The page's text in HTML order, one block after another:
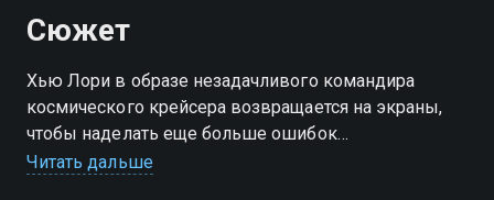
Сюжет
Хью Лори в образе незадачливого командира
космического крейсера возвращается на экраны,
чтобы наделать еще больше ошибок
Читать дальше